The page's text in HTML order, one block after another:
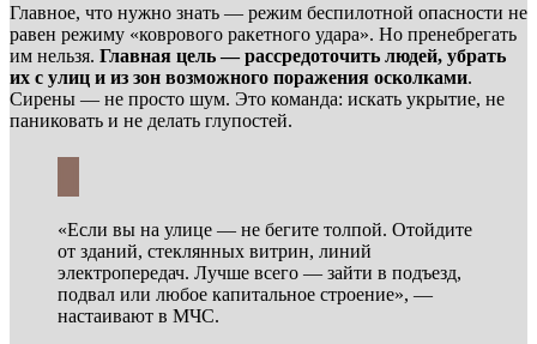
Главное, что нужно знать — режим беспилотной опасности не
равен режиму «коврового ракетного удара». Но пренебрегать
им нельзя. Главная цель — рассредоточить людей, убрать
их с улиц и из зон возможного поражения осколками.
Сирены — не просто шум. Это команда: искать укрытие, не
паниковать и не делать глупостей.
«Если вы на улице — не бегите толпой. Отойдите
от зданий, стеклянных витрин, линий
электропередач. Лучше всего — зайти в подъезд,
подвал или любое капитальное строение», —
настаивают в МЧС.